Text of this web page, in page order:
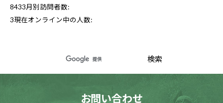
8433月別訪問者数:
3現在オンライン中の人数:
お問い合わせ